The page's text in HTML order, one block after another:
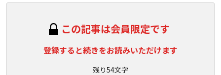
この記事は会員限定です
登録すると続きをお読みいただけます
残り54文字